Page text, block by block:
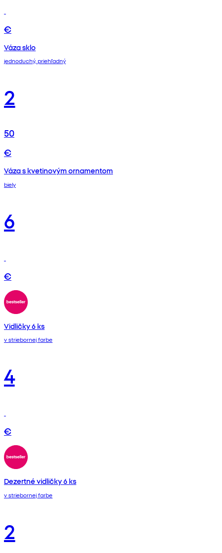
€
Váza sklo
jednoduchý, priehľadný
2
50
€
Váza s kvetinovým ornamentom
biely
6
€
Vidličky 6 ks
v striebornej farbe
4
€
Dezertné vidličky 6 ks
v striebornej farbe
2